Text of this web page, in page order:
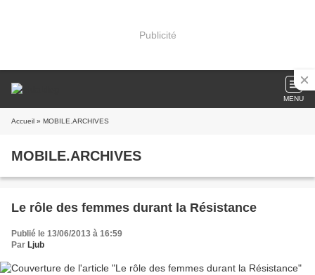
Publicité
MENU
Accueil » MOBILE.ARCHIVES
MOBILE.ARCHIVES
Le rôle des femmes durant la Résistance
Publié le 13/06/2013 à 16:59
Par Ljub